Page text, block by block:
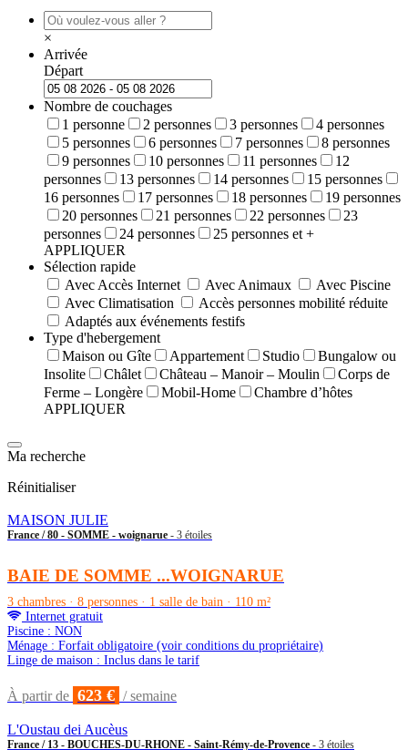
×
Arrivée
Départ
Nombre de couchages
1 personne
2 personnes 3 personnes
4 personnes
5 personnes
6 personnes 7 personnes
8 personnes
9 personnes
10 personnes 11 personnes
12
personnes
13 personnes 14 personnes
15 personnes
16 personnes
17 personnes 18 personnes
19 personnes
20 personnes
21 personnes 22 personnes
23
personnes
24 personnes
25 personnes et +
APPLIQUER
Sélection rapide
Avec Accès Internet
Avec Animaux
Avec Piscine
Avec Climatisation
Accès personnes mobilité réduite
Adaptés aux événements festifs
Type d'hebergement
Maison ou Gîte
Appartement Studio
Bungalow ou
Insolite
Châlet Château – Manoir – Moulin
Corps de
Ferme – Longère
Mobil-Home
Chambre d’hôtes
APPLIQUER
Ma recherche
Réinitialiser
MAISON JULIE
France / 80 - SOMME - woignarue - 3 étoiles
BAIE DE SOMME ...WOIGNARUE
3 chambres · 8 personnes · 1 salle de bain · 110 m²
Internet gratuit
Piscine : NON
Ménage : Forfait obligatoire (voir conditions du propriétaire)
Linge de maison : Inclus dans le tarif
À partir de 623 € / semaine
L'Oustau dei Aucèus
France / 13 - BOUCHES-DU-RHONE - Saint-Rémy-de-Provence - 3 étoiles